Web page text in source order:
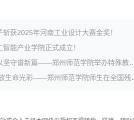
获2025年河南工业设计大赛金奖！
能产业学院正式成立！